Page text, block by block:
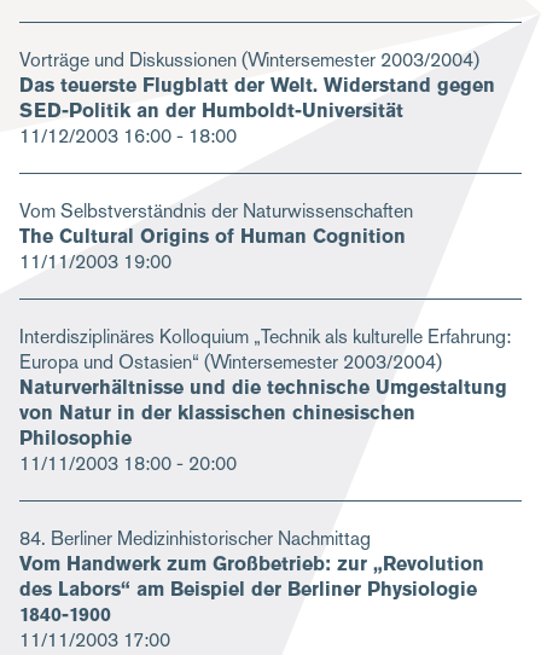
Vorträge und Diskussionen (Wintersemester 2003/2004)
Das teuerste Flugblatt der Welt. Widerstand gegen
SED-Politik an der Humboldt-Universität
11/12/2003 16:00 - 18:00
Vom Selbstverständnis der Naturwissenschaften
The Cultural Origins of Human Cognition
11/11/2003 19:00
Interdisziplinäres Kolloquium „Technik als kulturelle Erfahrung:
Europa und Ostasien“ (Wintersemester 2003/2004)
Naturverhältnisse und die technische Umgestaltung
von Natur in der klassischen chinesischen
Philosophie
11/11/2003 18:00 - 20:00
84. Berliner Medizinhistorischer Nachmittag
Vom Handwerk zum Großbetrieb: zur „Revolution
des Labors“ am Beispiel der Berliner Physiologie
1840-1900
11/11/2003 17:00